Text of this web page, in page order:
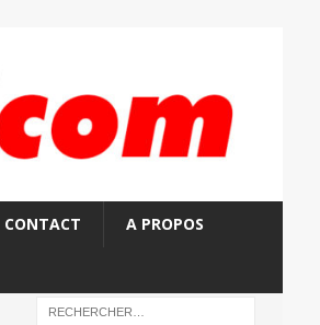
CONTACT A PROPOS